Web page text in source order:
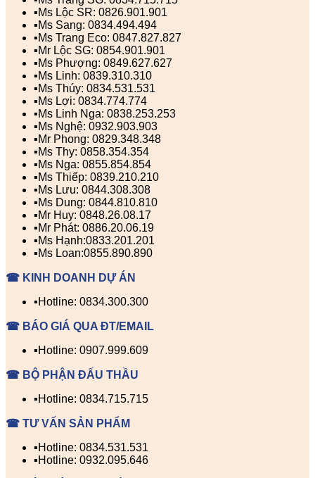
▪️Ms Lộc SR: 0826.901.901
▪️Ms Sang: 0834.494.494
▪️Ms Trang Eco: 0847.827.827
▪️Mr Lộc SG: 0854.901.901
▪️Ms Phượng: 0849.627.627
▪️Ms Linh: 0839.310.310
▪️Ms Thúy: 0834.531.531
▪️Ms Lợi: 0834.774.774
▪️Ms Linh Nga: 0838.253.253
▪️Ms Nghệ: 0932.903.903
▪️Mr Phong: 0829.348.348
▪️Ms Thy: 0858.354.354
▪️Ms Nga: 0855.854.854
▪️Ms Thiếp: 0839.210.210
▪️Ms Lưu: 0844.308.308
▪️Ms Dung: 0844.810.810
▪️Mr Huy: 0848.26.08.17
▪️Mr Phát: 0886.20.06.19
▪️Ms Hạnh:0833.201.201
▪️Ms Loan:0855.890.890
☎ KINH DOANH DỰ ÁN
▪️Hotline: 0834.300.300
☎ BÁO GIÁ QUA ĐT/EMAIL
▪️Hotline: 0907.999.609
☎ BỘ PHẬN ĐẤU THẦU
▪️Hotline: 0834.715.715
☎ TƯ VẤN SẢN PHẨM
▪️Hotline: 0834.531.531
▪️Hotline: 0932.095.646